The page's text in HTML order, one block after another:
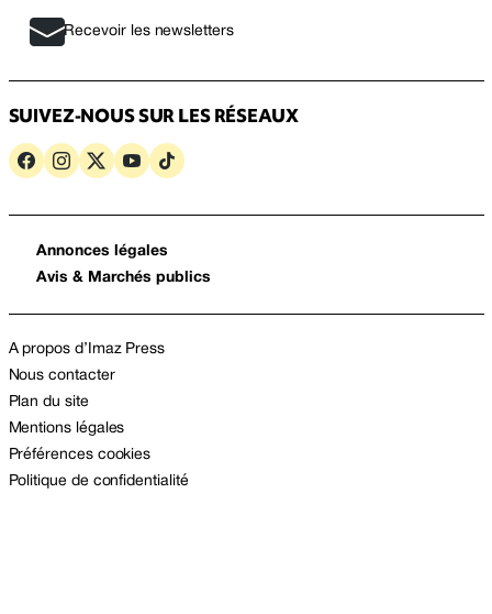
Recevoir les newsletters
SUIVEZ-NOUS SUR LES RÉSEAUX
Annonces légales
Avis & Marchés publics
A propos d’Imaz Press
Nous contacter
Plan du site
Mentions légales
Préférences cookies
Politique de confidentialité